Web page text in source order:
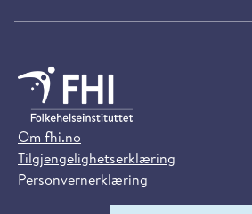
Om fhi.no
Tilgjengelighetserklæring
Personvernerklæring